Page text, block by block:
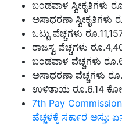
ಬಂಡವಾಳ ಸ್ವೀಕೃತಿಗಳು
ಅಸಾಧರಣಾ ಸ್ವೀಕೃತಿಗಳು
ಒಟ್ಟು ವೆಚ್ಚಗಳು
ರಾಜಸ್ವ ವೆಚ್ಚಗಳು
ಬಂಡವಾಳ ವೆಚ್ಚಗಳು
ಅಸಾಧರಣಾ ವೆಚ್ಚಗಳು
ಉಳಿತಾಯ ರೂ.6.14
7th Pay
ಹೆಚ್ಚಳಕ್ಕೆ ಸರ್ಕಾರ ಅಸ್ತು: